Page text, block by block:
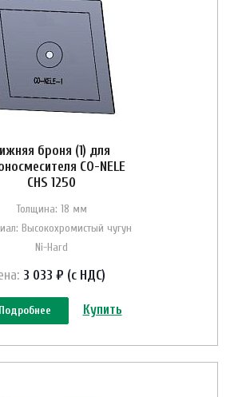
броня (1) для
CO-NELE
CHS 1250
Толщина: 18 мм
Высокохромистый чугун
Ni-Hard
3 033 ₽ (с НДС)
Подробнее Купить